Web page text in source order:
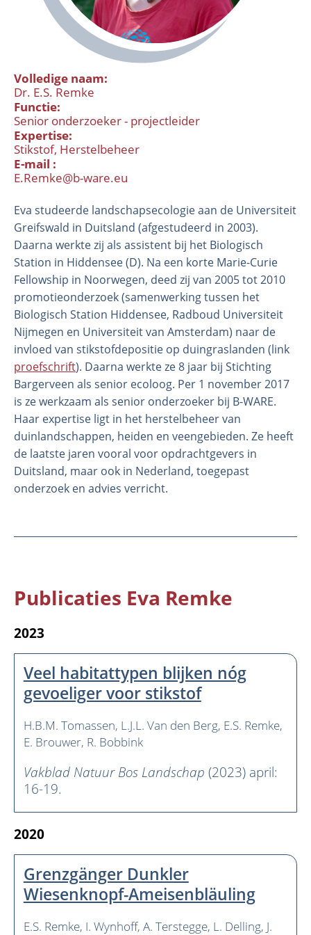
Organisatie
Laboratorium
Veld- en laboratoriumexperimenten
Veldwerkzaamheden
Volledige naam
Dr. E.S. Remke
Functie
Senior onderzoeker - projectleider
Expertise
Stikstof Herstelbeheer
E-mail
E.Remke@b-ware.eu
Eva studeerde landschapsecologie aan de Universiteit
Greifswald in Duitsland (afgestudeerd in 2003).
Daarna werkte zij als assistent bij het Biologisch
Station in Hiddensee (D). Na een korte Marie-Curie
Fellowship in Noorwegen, deed zij van 2005 tot 2010
promotieonderzoek (samenwerking tussen het
Biologisch Station Hiddensee, Radboud Universiteit
Nijmegen en Universiteit van Amsterdam) naar de
invloed van stikstofdepositie op duingraslanden (link
proefschrift). Daarna werkte ze 8 jaar bij Stichting
Bargerveen als senior ecoloog. Per 1 november 2017
is ze werkzaam als senior onderzoeker bij B-WARE.
Haar expertise ligt in het herstelbeheer van
duinlandschappen, heiden en veengebieden. Ze heeft
de laatste jaren vooral voor opdrachtgevers in
Duitsland, maar ook in Nederland, toegepast
onderzoek en advies verricht.
Publicaties Eva Remke
2023
Veel habitattypen blijken nóg
gevoeliger voor stikstof
H.B.M. Tomassen L.J.L. Van den Berg E.S. Remke
E. Brouwer R. Bobbink
Vakblad Natuur Bos Landschap (2023) april:
16-19.
2020
Grenzgänger Dunkler
Wiesenknopf-Ameisenbläuling
E.S. Remke I. Wynhoff A. Terstegge L. Delling J.